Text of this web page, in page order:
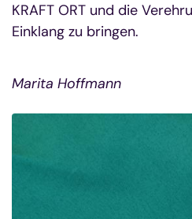
KRAFT ORT und die
Einklang
Marita Hoffmann